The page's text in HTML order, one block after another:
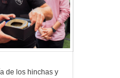
de los hinchas y